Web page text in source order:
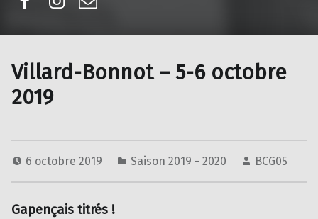
Villard-Bonnot – 5-6 octobre
2019
6 octobre 2019 Saison 2019 - 2020 BCG05
Gapençais titrés !